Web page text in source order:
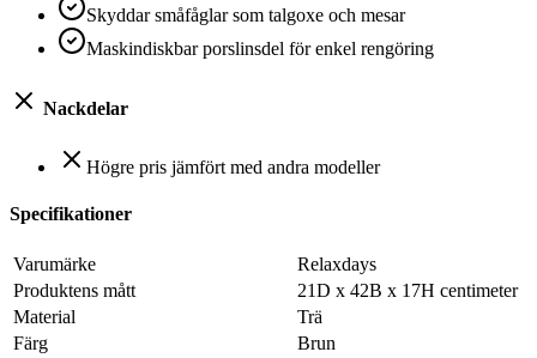
Skyddar småfåglar som talgoxe och mesar
Maskindiskbar porslinsdel för enkel rengöring
Nackdelar
Högre pris jämfört med andra modeller
Specifikationer
Varumärke
Relaxdays
Produktens mått
21D x 42B x 17H centimeter
Material
Trä
Färg
Brun